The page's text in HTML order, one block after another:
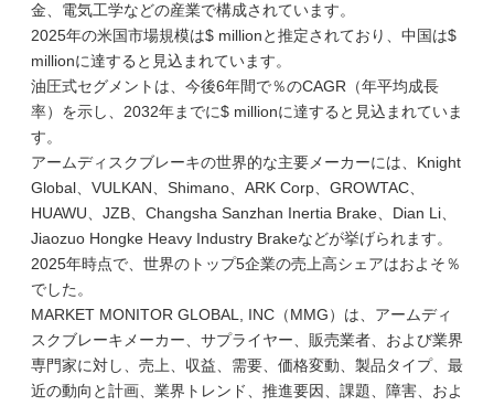
金、電気工学などの産業で構成されています。
2025年の米国市場規模は$ millionと推定されており、中国は$
millionに達すると見込まれています。
油圧式セグメントは、今後6年間で％のCAGR（年平均成長
率）を示し、2032年までに$ millionに達すると見込まれていま
す。
アームディスクブレーキの世界的な主要メーカーには、Knight
Global、VULKAN、Shimano、ARK Corp、GROWTAC、
HUAWU、JZB、Changsha Sanzhan Inertia Brake、Dian Li、
Jiaozuo Hongke Heavy Industry Brakeなどが挙げられます。
2025年時点で、世界のトップ5企業の売上高シェアはおよそ％
でした。
MARKET MONITOR GLOBAL, INC（MMG）は、アームディ
スクブレーキメーカー、サプライヤー、販売業者、および業界
専門家に対し、売上、収益、需要、価格変動、製品タイプ、最
近の動向と計画、業界トレンド、推進要因、課題、障害、およ